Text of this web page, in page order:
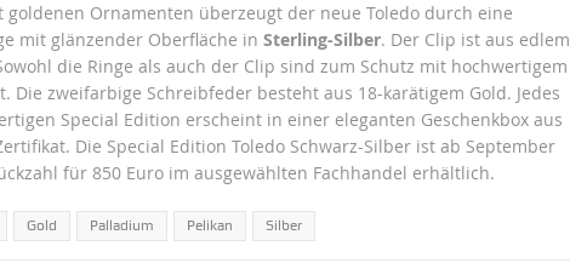
Ornamenten überzeugt der neue Toledo durch eine
mit glänzender Oberfläche in Sterling-Silber. Der Clip ist aus edlem
die Ringe als auch der Clip sind zum Schutz mit hochwertigem
Die zweifarbige Schreibfeder besteht aus 18-karätigem Gold. Jedes
Special Edition erscheint in einer eleganten Geschenkbox aus
Die Special Edition Toledo Schwarz-Silber ist ab September
für 850 Euro im ausgewählten Fachhandel erhältlich.
Gold Palladium Pelikan Silber